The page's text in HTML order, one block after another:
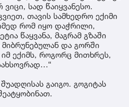
სად წაიყვანესო.
თავის სამხედრო ექიმი
რომ იყო დაჭრილი,
წაყვანა, მაგრამ გზაში
და გორში
ექიმს, როგორც მითხრეს,
შუადღისას გაიგო. გოგიტას